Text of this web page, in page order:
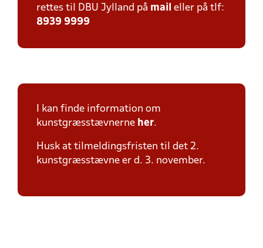
rettes til DBU Jylland på mail eller på tlf:
8939 9999
I kan finde information om
kunstgræsstævnerne her.
Husk at tilmeldingsfristen til det 2.
kunstgræsstævne er d. 3. november.